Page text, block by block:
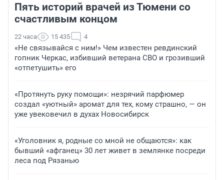
Пять историй врачей из Тюмени со
счастливым концом
22 часа 15 435 4
«Не связывайся с ним!» Чем известен ревдинский
гопник Черкас, избивший ветерана СВО и грозивший
«отпетушить» его
«Протянуть руку помощи»: незрячий парфюмер
создал «уютный» аромат для тех, кому страшно, — он
уже увековечил в духах Новосибирск
«Уголовник я, родные со мной не общаются»: как
бывший «афганец» 30 лет живет в землянке посреди
леса под Рязанью